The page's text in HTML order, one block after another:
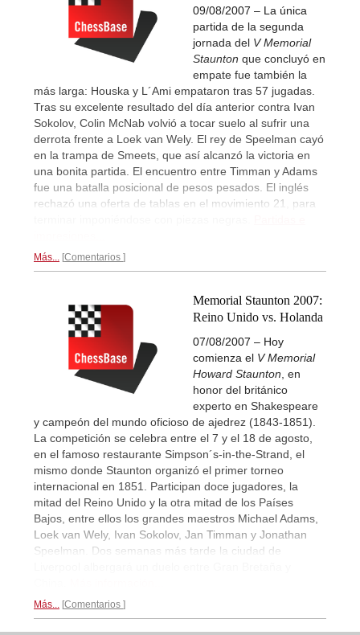
09/08/2007 – La única
partida de la segunda
jornada del V Memorial
Staunton que concluyó en
empate fue también la
más larga: Houska y L´Ami empataron tras 57 jugadas.
Tras su excelente resultado del día anterior contra Ivan
Sokolov, Colin McNab volvió a tocar suelo al sufrir una
derrota frente a Loek van Wely. El rey de Speelman cayó
en la trampa de Smeets, que así alcanzó la victoria en
una bonita partida. El encuentro entre Timman y Adams
fue una batalla posicional de pesos pesados. El inglés
rechazó una oferta de tablas en el movimiento 21, para
Más... Comentarios
Memorial Staunton 2007:
Reino Unido vs. Holanda
07/08/2007 – Hoy
comienza el V Memorial
Howard Staunton , en
honor del británico
experto en Shakespeare
y campeón del mundo oficioso de ajedrez (1843-1851).
La competición se celebra entre el 7 y el 18 de agosto,
en el famoso restaurante Simpson´s-in-the-Strand, el
mismo donde Staunton organizó el primer torneo
internacional en 1851. Participan doce jugadores, la
mitad del Reino Unido y la otra mitad de los Países
Bajos, entre ellos los grandes maestros Michael Adams,
Loek van Wely, Ivan Sokolov, Jan Timman y Jonathan
Speelman. Dos semanas más tarde la ciudad de
Más... Comentarios